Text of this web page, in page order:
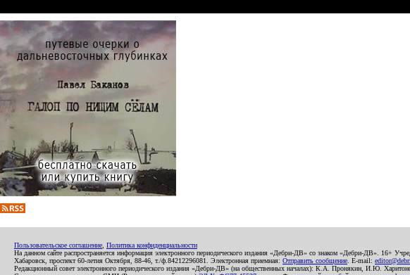
Пользовательское соглашение Политика конфиденциальности
На данном сайте распространяется информация электронного периодического издания «Дебри-ДВ» со знаком «Дебри-ДВ». 16+
Хабаровск, проспект 60-летия Октября, 88-46, т./ф.84212296081. Электронная приемная: Отправить сообщение . E-mail:
Редакционный совет электронного периодического издания «Дебри-ДВ» (на общественных началах): К.А. Пронякин,